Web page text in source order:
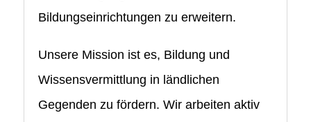
Bildungseinrichtungen zu erweitern.
Unsere Mission ist es, Bildung und
Wissensvermittlung in ländlichen
Gegenden zu fördern. Wir arbeiten aktiv